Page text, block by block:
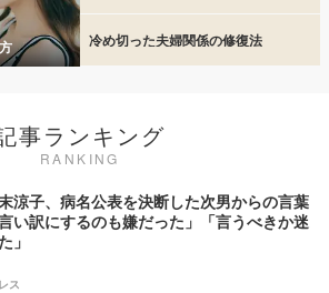
冷め切った夫婦関係の修復法
事ランキング
RANKING
涼子、病名公表を決断した次男からの言葉
言い訳にするのも嫌だった」「言うべきか迷
」
ス